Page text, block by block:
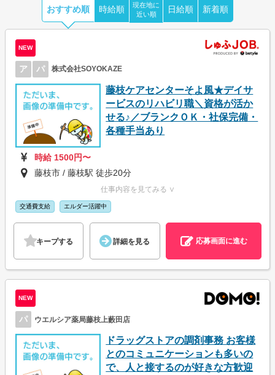
おすすめ順 時給順
現在地に
近い順
日給順 新着順
NEW
ア パ 株式会社SOYOKAZE
藤枝ケアセンターそよ風★デイサ
ービスのリハビリ職＼資格が活か
せる♪／ブランクＯＫ・社保完備・
各種手当あり
時給 1500円〜
藤枝市 / 藤枝駅 徒歩20分
仕事内容を見てみる ∨
交通費支給 エルダー活躍中
キープする 詳細を見る 応募画面に進む
NEW
パ ウエルシア薬局藤枝上藪田店
ドラッグストアの調剤事務 お客様
とのコミュニケーションも多いの
で、人と接するのが好きな方歓迎